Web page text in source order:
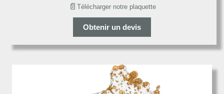
📄 Télécharger notre plaquette
Obtenir un devis